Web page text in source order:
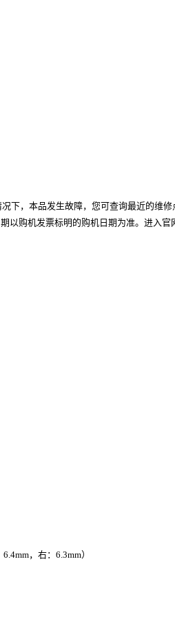
下，本品发生故障，您可查询最近的维
以购机发票标明的购机日期为准。进入官
，右：6.3mm）